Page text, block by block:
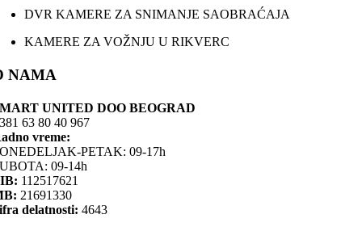
DVR KAMERE ZA SNIMANJE SAOBRAĆAJA
KAMERE ZA VOŽNJU U RIKVERC
NAMA
UNITED DOO BEOGRAD
63 80 40 967
vreme:
PETAK: 09-17h
09-14h
112517621
21691330
delatnosti: 4643